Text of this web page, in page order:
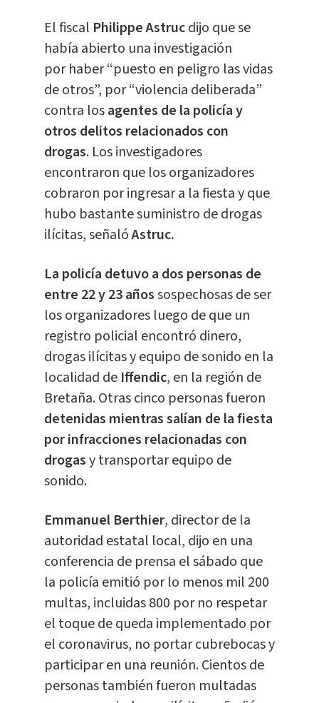
El fiscal Philippe Astrucdijo que se
había abierto una investigación
por haber “puesto en peligro las vidas
de otros”, por “violencia deliberada”
contra losagentes de la policía y
otros delitos relacionados con
drogas. Los investigadores
encontraron que los organizadores
cobraron por ingresar a la fiesta y que
hubo bastante suministro de drogas
ilícitas, señalóAstruc.
La policía detuvo a dos personas de
entre 22 y 23 añossospechosas de ser
los organizadores luego de que un
registro policial encontró dinero,
drogas ilícitas y equipo de sonido en la
localidad deIffendic, en la región de
Bretaña. Otras cinco personas fueron
detenidas mientras salían de la fiesta
por infracciones relacionadas con
drogasy transportar equipo de
sonido.
Emmanuel Berthier, director de la
autoridad estatal local, dijo en una
conferencia de prensa el sábado que
la policía emitió por lo menos mil 200
multas, incluidas 800 por no respetar
el toque de queda implementado por
el coronavirus, no portar cubrebocas y
participar en una reunión. Cientos de
personas también fueron multadas